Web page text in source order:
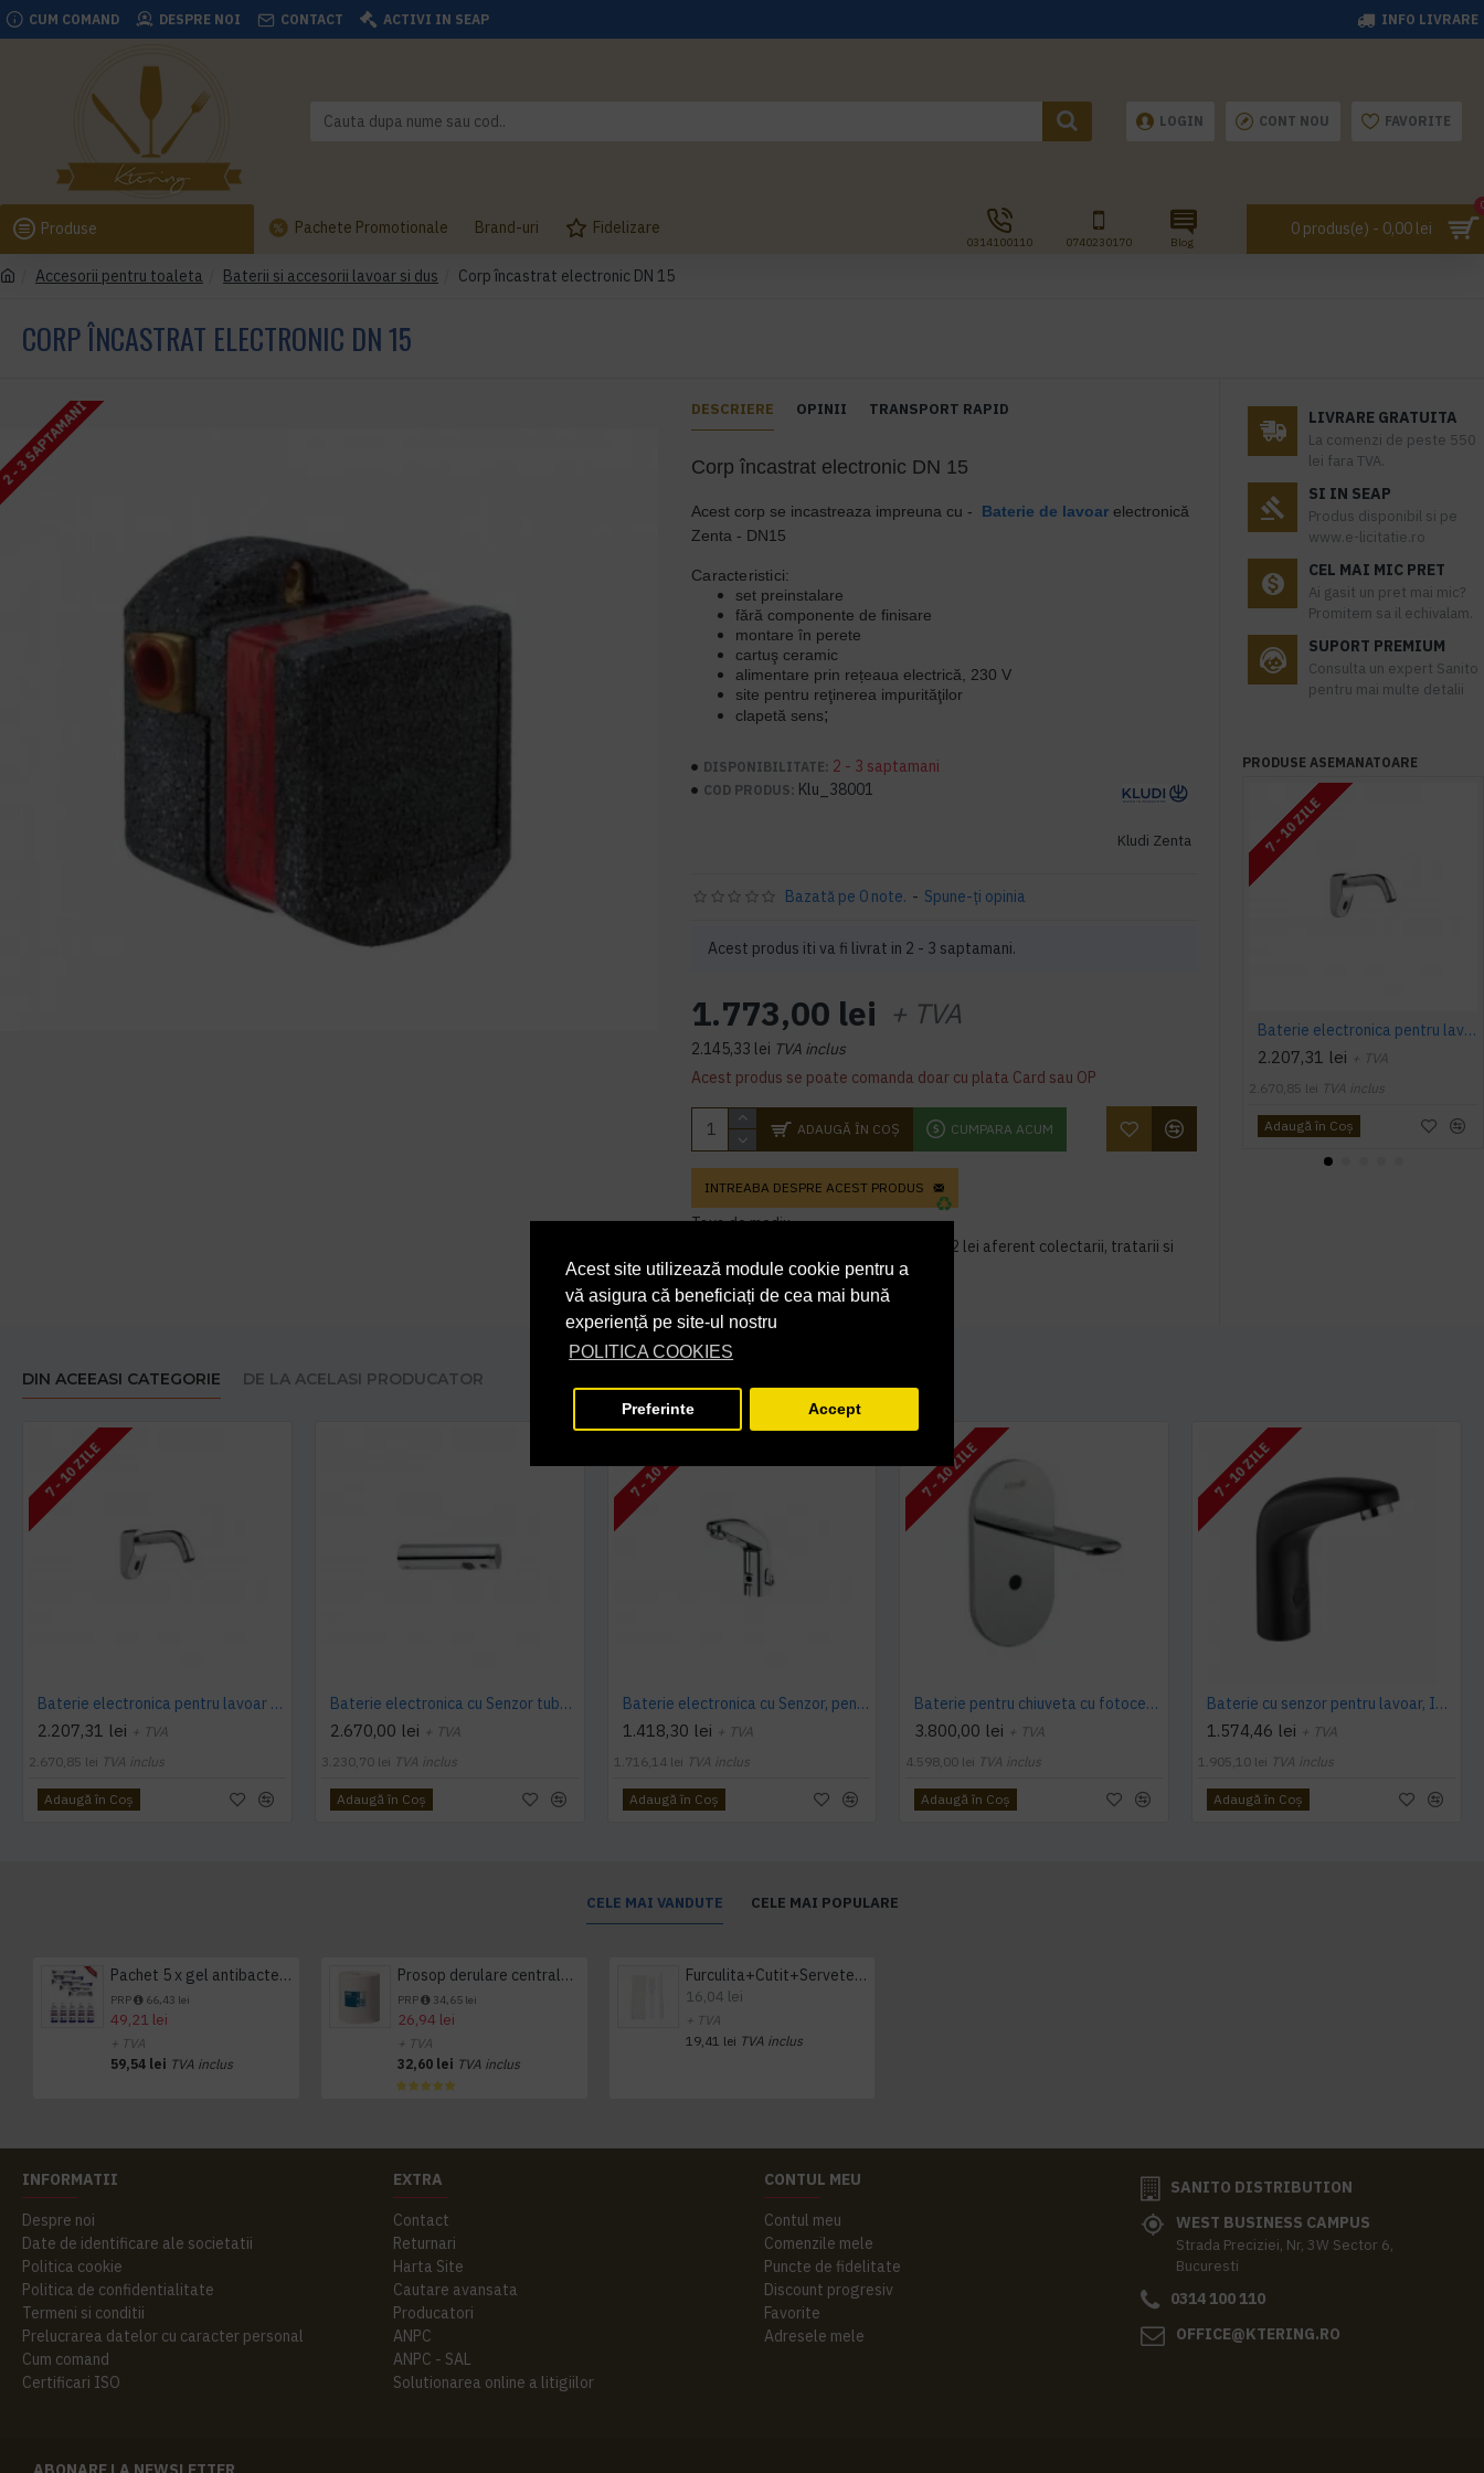
Acest site utilizează module cookie pentru a
vă asigura că beneficiați de cea mai bună
experiență pe site-ul nostru
POLITICA COOKIES
Preferinte Accept
CUM COMAND DESPRE NOI CONTACT ACTIVI IN SEAP INFO LIVRARE
LOGIN CONT NOU FAVORITE
Produse Pachete Promotionale Brand-uri Fidelizare
0314100110 0740230170 Blog
0 produs(e) - 0,00 lei
Accesorii pentru toaleta Baterii si accesorii lavoar si dus Corp încastrat electronic DN 15
CORP ÎNCASTRAT ELECTRONIC DN 15
SAPTAMANI DESCRIERE OPINII TRANSPORT RAPID
Corp încastrat electronic DN 15
Acest corp se incastreaza impreuna cu - Baterie de lavoar electronică
Zenta - DN15
Caracteristici:
set preinstalare
fără componente de finisare
montare în perete
cartuş ceramic
alimentare prin rețeaua electrică, 230 V
site pentru reţinerea impurităţilor
clapetă sens;
DISPONIBILITATE: 2 - 3 saptamani
COD PRODUS: Klu_38001
Kludi Zenta
Acest produs iti va fi livrat in 2 - 3 saptamani.
Bazată pe 0 note. - Spune-ţi opinia
1.773,00 lei + TVA
2.145,33 lei TVA inclus
Acest produs se poate comanda doar cu plata Card sau OP
ADAUGĂ ÎN COŞ CUMPARA ACUM
INTREABA DESPRE ACEST PRODUS
Taxa de mediu
Pretul produsului include costul de 1,82 lei aferent colectarii, tratarii si
eliminarii DEEE.
LIVRARE GRATUITA
La comenzi de peste 550
lei fara TVA.
SI IN SEAP
Produs disponibil si pe
www.e-licitatie.ro
CEL MAI MIC PRET
Ai gasit un pret mai mic?
Promitem sa il echivalam.
SUPORT PREMIUM
Consulta un expert Sanito
pentru mai multe detalii
PRODUSE ASEMANATOARE
7 - 10 ZILE
Baterie electronica pentru lavoar Presto SENSAO 6100 - Wall mounted valve 230V, Presto
2.207,31 lei + TVA
2.670,85 lei TVA inclus
Adaugă în Coş
DIN ACEEASI CATEGORIE DE LA ACELASI PRODUCATOR
7 - 10 ZILE
Baterie electronica pentru lavoar Presto SENSAO 6100 - Wall mounted valve 230V, Presto
2.207,31 lei + TVA
2.670,85 lei TVA inclus
Adaugă în Coş
Baterie electronica cu Senzor tubulara pentru lavoar, montare pe perete, 6 V, fara mixer, material Cromat, Idral
2.670,00 lei + TVA
3.230,70 lei TVA inclus
Adaugă în Coş
7 - 10 ZILE
Baterie electronica cu Senzor, pentru lavoar Idral ONE, cu mixer pentru apa, Idral
1.418,30 lei + TVA
1.716,14 lei TVA inclus
Adaugă în Coş
7 - 10 ZILE
Baterie pentru chiuveta cu fotocelula incorporata si gura de scurgere
3.800,00 lei + TVA
4.598,00 lei TVA inclus
Adaugă în Coş
7 - 10 ZILE
Baterie cu senzor pentru lavoar, Idral One
1.574,46 lei + TVA
1.905,10 lei TVA inclus
Adaugă în Coş
CELE MAI VANDUTE CELE MAI POPULARE
Pachet 5 x gel antibacterian 50ml si 3 x Servetele antibacteriene 48 buc Hygienium
PRP 66,43 lei
49,21 lei
+ TVA
59,54 lei TVA inclus
Prosop derulare centrala 1 pliu, 300 m Tork
PRP 34,65 lei
26,94 lei
+ TVA
32,60 lei TVA inclus
Furculita+Cutit+Servetel 100buc/set
16,04 lei
+ TVA
19,41 lei TVA inclus
INFORMATII
Despre noi
Date de identificare ale societatii
Politica cookie
Politica de confidentialitate
Termeni si conditii
Prelucrarea datelor cu caracter personal
Cum comand
Certificari ISO
EXTRA
Contact
Returnari
Harta Site
Cautare avansata
Producatori
ANPC
ANPC - SAL
Solutionarea online a litigiilor
CONTUL MEU
Contul meu
Comenzile mele
Puncte de fidelitate
Discount progresiv
Favorite
Adresele mele
SANITO DISTRIBUTION
WEST BUSINESS CAMPUS
Strada Preciziei, Nr, 3W Sector 6,
Bucuresti
0314 100 110
OFFICE@KTERING.RO